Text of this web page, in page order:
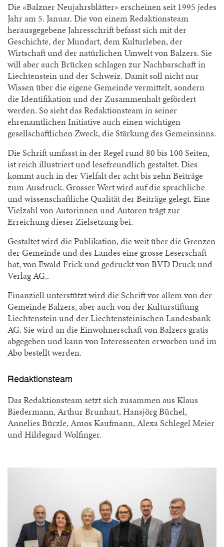
Die «Balzner Neujahrsblätter» erscheinen seit 1995 jedes
Jahr am 5. Januar. Die von einem Redaktionsteam
herausgegebene Jahresschrift befasst sich mit der
Geschichte, der Mundart, dem Kulturleben, der
Wirtschaft und der natürlichen Umwelt von Balzers. Sie
will aber auch Brücken schlagen zur Nachbarschaft in
Liechtenstein und der Schweiz. Damit soll nicht nur
Wissen über die eigene Gemeinde vermittelt, sondern
die Identifikation und der Zusammenhalt gefördert
werden. So sieht das Redaktionsteam in seiner
ehrenamtlichen Initiative auch einen wichtigen
gesellschaftlichen Zweck, die Stärkung des Gemeinsinns.
Die Schrift umfasst in der Regel rund 80 bis 100 Seiten,
ist reich illustriert und lesefreundlich gestaltet. Dies
kommt auch in der Vielfalt der acht bis zehn Beiträge
zum Ausdruck. Grosser Wert wird auf die sprachliche
und wissenschaftliche Qualität der Beiträge gelegt. Eine
Vielzahl von Autorinnen und Autoren trägt zur
Erreichung dieser Zielsetzung bei.
Gestaltet wird die Publikation, die weit über die Grenzen
der Gemeinde und des Landes eine grosse Leserschaft
hat, von Ewald Frick und gedruckt von BVD Druck und
Verlag AG..
Finanziell unterstützt wird die Schrift vor allem von der
Gemeinde Balzers, aber auch von der Kulturstiftung
Liechtenstein und der Liechtensteinischen Landesbank
AG. Sie wird an die Einwohnerschaft von Balzers gratis
abgegeben und kann von Interessenten erworben und im
Abo bestellt werden.
Redaktionsteam
Das Redaktionsteam setzt sich zusammen aus Klaus
Biedermann, Arthur Brunhart, Hansjörg Büchel,
Annelies Bürzle, Amos Kaufmann, Alexa Schlegel Meier
und Hildegard Wolfinger.